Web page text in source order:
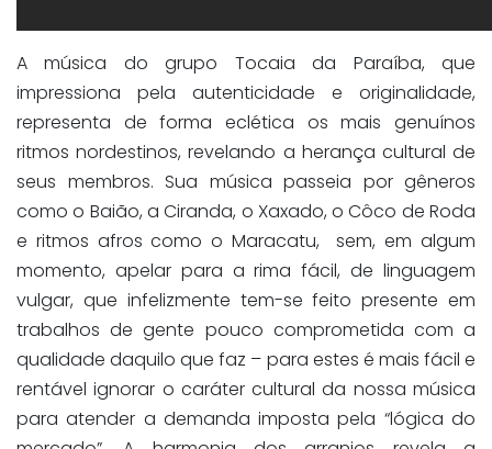
A música do grupo Tocaia da Paraíba, que
impressiona pela autenticidade e originalidade,
representa de forma eclética os mais genuínos
ritmos nordestinos, revelando a herança cultural de
seus membros. Sua música passeia por gêneros
como o Baião, a Ciranda, o Xaxado, o Côco de Roda
e ritmos afros como o Maracatu, sem, em algum
momento, apelar para a rima fácil, de linguagem
vulgar, que infelizmente tem-se feito presente em
trabalhos de gente pouco comprometida com a
qualidade daquilo que faz – para estes é mais fácil e
rentável ignorar o caráter cultural da nossa música
para atender a demanda imposta pela “lógica do